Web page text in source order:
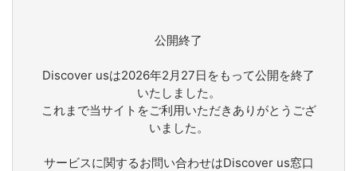
公開終了
Discover usは2026年2月27日をもって公開を終了
いたしました。
これまで当サイトをご利用いただきありがとうござ
いました。
サービスに関するお問い合わせはDiscover us窓口